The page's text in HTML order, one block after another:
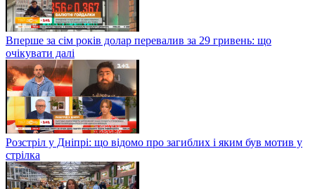
Вперше за сім років долар перевалив за 29 гривень: що
очікувати далі
Розстріл у Дніпрі: що відомо про загиблих і яким був мотив у
стрілка